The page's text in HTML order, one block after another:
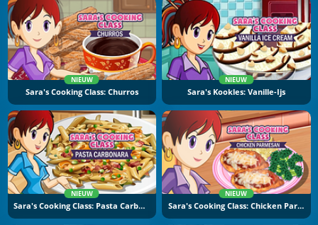
NIEUW
Sara's Cooking Class: Churros
NIEUW
Sara's Kookles: Vanille-Ijs
NIEUW
Sara's Cooking Class: Pasta Carbonara
NIEUW
Sara's Cooking Class: Chicken Parmesan